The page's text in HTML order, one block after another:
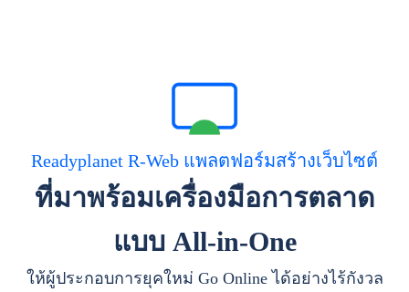
Readyplanet R-Web แพลตฟอร์มสร้างเว็บไซต์
ที่มาพร้อมเครื่องมือการตลาด
แบบ All-in-One
ให้ผู้ประกอบการยุคใหม่ Go Online ได้อย่างไร้กังวล